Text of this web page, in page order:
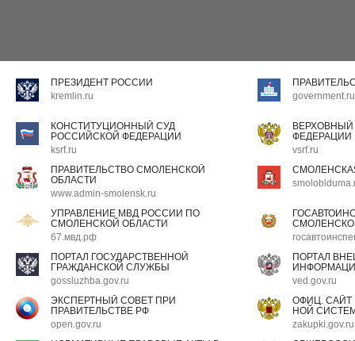
ПРЕЗИДЕНТ РОССИИ
kremlin.ru
government.ru
КОНСТИТУЦИОННЫЙ СУД
РОССИЙСКОЙ ФЕДЕРАЦИИ
ksrf.ru
ФЕДЕРАЦИИ
vsrf.ru
ПРАВИТЕЛЬСТВО СМОЛЕНСКОЙ
ОБЛАСТИ
www.admin-smolensk.ru
УПРАВЛЕНИЕ МВД РОССИИ ПО
СМОЛЕНСКОЙ ОБЛАСТИ
67.мвд.рф
ПОРТАЛ ГОСУДАРСТВЕННОЙ
ГРАЖДАНСКОЙ СЛУЖБЫ
gossluzhba.gov.ru
ПОРТАЛ
ved.gov.ru
ЭКСПЕРТНЫЙ СОВЕТ ПРИ
ПРАВИТЕЛЬСТВЕ РФ
open.gov.ru
ОФИЦ.
НОЙ
zakupki.gov.ru